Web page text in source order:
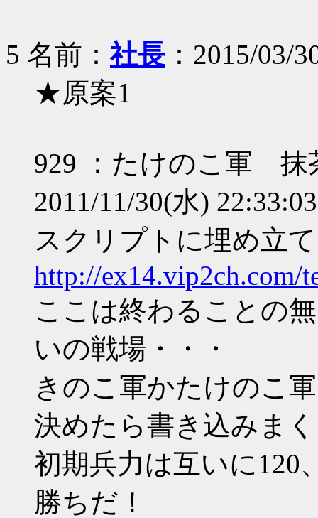
5 名前：社長 ：2015/03/
★原案1
929 ：たけのこ軍 抹
2011/11/30(水)
スクリプトに埋め立
http://ex14.vip2ch.com/
ここは終わることの
いの戦場・・・
きのこ軍かたけのこ
決めたら書き込みま
初期兵力は互いに120
勝ちだ！